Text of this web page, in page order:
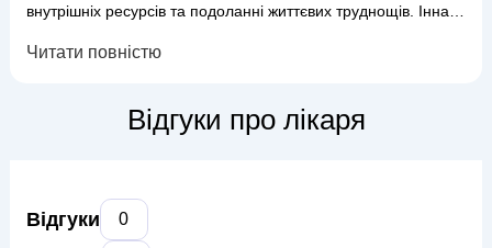
внутрішніх ресурсів та подоланні життєвих труднощів. Інна
кожен клієнт може бути почутим та зрозумілим. Її
самооцінки до подолання стре...
Читати повністю
Відгуки про лікаря
Відгуки 0